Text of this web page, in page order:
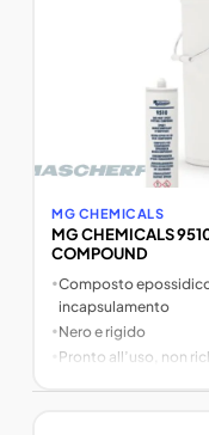
MG CHEMICALS
MG CHEMICALS
COMPOUND
•Composto
incapsulamento
•Nero e rigido
Pronto all’uso, non